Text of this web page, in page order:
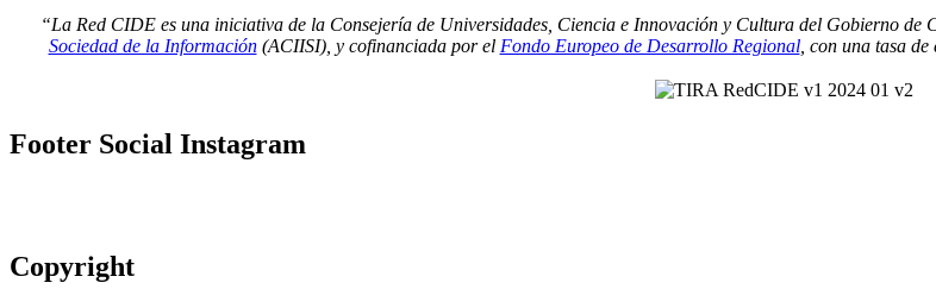
“La Red CIDE es una iniciativa de la Consejería de Universidades, Ciencia e Innovación y Cultura del Gobierno de
Sociedad de la Información(ACIISI), y cofinanciada por el Fondo Europeo de Desarrollo Regional, con una tasa
Footer Social Instagram
Copyright